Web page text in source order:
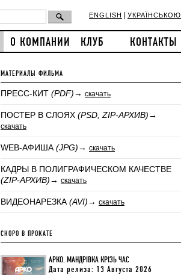
ENGLISH УКРАЇНСЬКОЮ
О КОМПАНИИ КЛУБ КОНТАКТЫ
МАТЕРИАЛЫ ФИЛЬМА
ПРЕСС-КИТ (PDF)→ скачать
ПОСТЕР В СЛОЯХ (PSD, ZIP-АРХИВ)→
скачать
WEB-АФИША (JPG)→ скачать
КАДРЫ В ПОЛИГРАФИЧЕСКОМ КАЧЕСТВЕ
(ZIP-АРХИВ)→ скачать
ВИДЕОНАРЕЗКА (AVI)→ скачать
СКОРО В ПРОКАТЕ
АРКО. МАНДРІВКА КРІЗЬ ЧАС
Дата релиза: 13 Августа 2026